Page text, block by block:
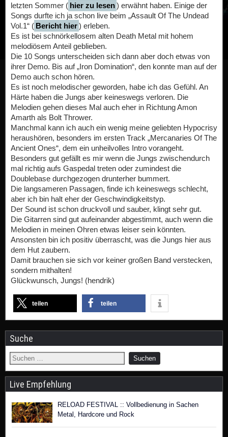
letzten Sommer ( hier zu lesen) erwähnt haben. Einige der
Songs durfte ich ja schon live beim „Assault Of The Undead
Vol.1“ ( Bericht hier) erleben.
Es ist bei schnörkellosem alten Death Metal mit hohem
melodiösem Anteil geblieben.
Die 10 Songs unterscheiden sich dann aber doch etwas von
ihrer Demo. Bis auf „Iron Domination“, den konnte man auf der
Demo auch schon hören.
Es ist noch melodischer geworden, habe ich das Gefühl. An
Härte haben die Jungs aber keineswegs verloren. Die
Melodien gehen dieses Mal auch eher in Richtung Amon
Amarth als Bolt Thrower.
Manchmal kann ich auch ein wenig meine geliebten Hypocrisy
heraushören, besonders im ersten Track „Mercanaries Of The
Ancient Ones“, dem ein unheilvolles Intro vorangeht.
Besonders gut gefällt es mir wenn die Jungs zwischendurch
mal richtig aufs Gaspedal treten oder zumindest die
Doublebase durchgezogen drunterher bummert.
Die langsameren Passagen, finde ich keineswegs schlecht,
aber ich bin halt eher der Geschwindigkeitstyp.
Der Sound ist schon druckvoll und sauber, klingt sehr gut.
Die Gitarren sind gut aufeinander abgestimmt, auch wenn die
Melodien in meinen Ohren etwas leiser sein könnten.
Ansonsten bin ich positiv überrascht, was die Jungs hier aus
dem Hut zaubern.
Damit brauchen sie sich vor keiner großen Band verstecken,
sondern mithalten!
Glückwunsch, Jungs! (hendrik)
teilen teilen
Suche
Live Empfehlung
RELOAD FESTIVAL :: Vollbedienung in Sachen
Metal, Hardcore und Rock